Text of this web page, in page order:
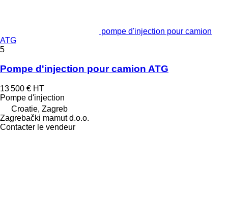
pompe d'injection pour camion
ATG
5
Pompe d'injection pour camion ATG
13 500 € HT
Pompe d'injection
Croatie, Zagreb
Zagrebački mamut d.o.o.
Contacter le vendeur